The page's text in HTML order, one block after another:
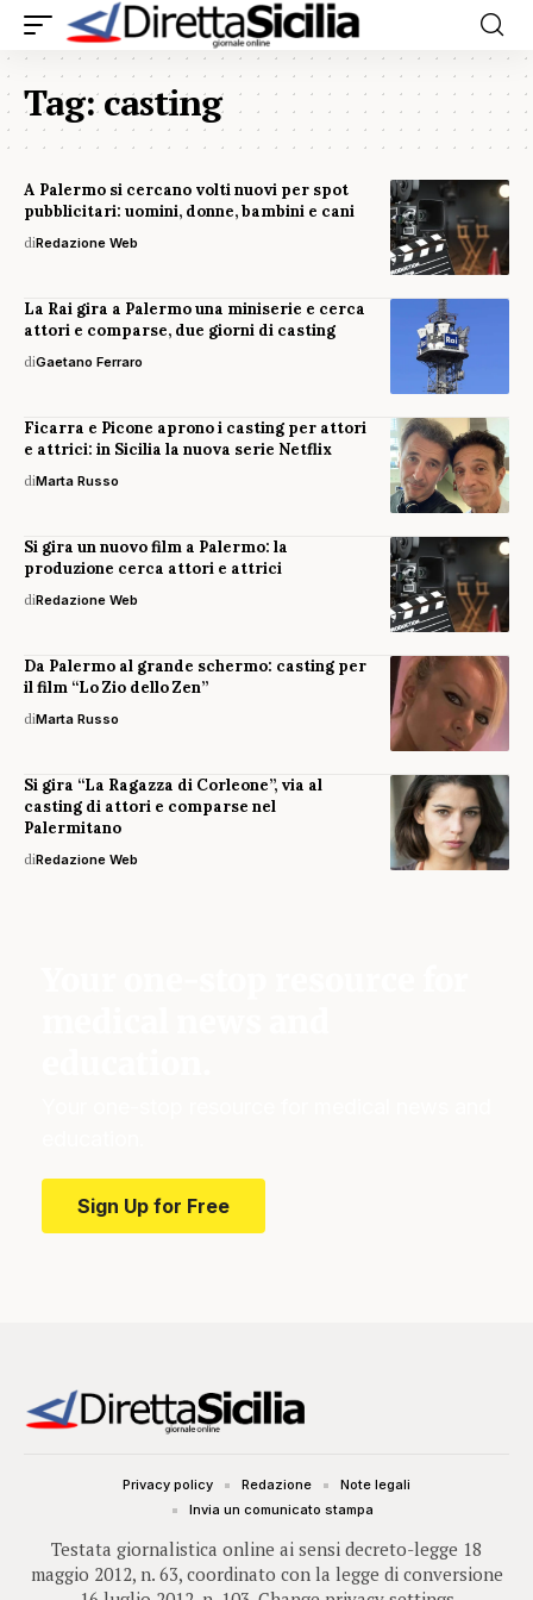
Tag:casting
A Palermo si cercano volti nuovi per spot
pubblicitari: uomini, donne, bambini e cani
diRedazione Web
La Rai gira a Palermo una miniserie e cerca
attori e comparse, due giorni di casting
diGaetano Ferraro
Ficarra e Picone aprono i casting per attori
e attrici: in Sicilia la nuova serie Netflix
diMarta Russo
Si gira un nuovo film a Palermo: la
produzione cerca attori e attrici
diRedazione Web
Da Palermo al grande schermo: casting per
il film “Lo Zio dello Zen”
diMarta Russo
Si gira “La Ragazza di Corleone”, via al
casting di attori e comparse nel
Palermitano
diRedazione Web
Sign Up for Free
Testata giornalistica online ai sensi decreto-legge 18
maggio 2012, n. 63, coordinato con la legge di conversione
Privacy policy Redazione
Note legali
Invia un comunicato stampa